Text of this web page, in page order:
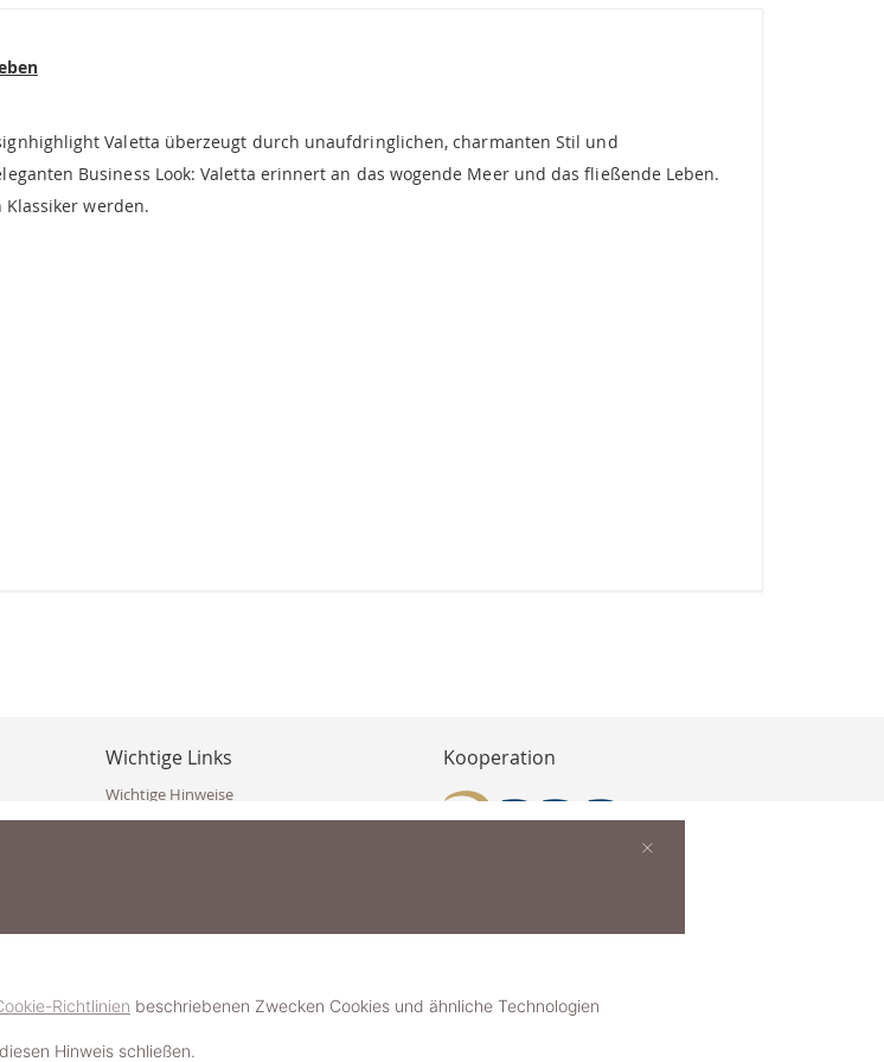
Valetta überzeugt durch unaufdringlichen, charmanten Stil und
Business Look: Valetta erinnert an das wogende Meer und das fließende Leben.
werden.
Wichtige Links
Wichtige Hinweise
Häufig gestellte Fragen (FAQ)
Schmuckerlebnis / Schmuckparty buchen
Schmuck- & Styleguide werden
Kooperation
Richtlinien beschriebenen Zwecken Cookies und ähnliche Technologien
Hinweis schließen.
×